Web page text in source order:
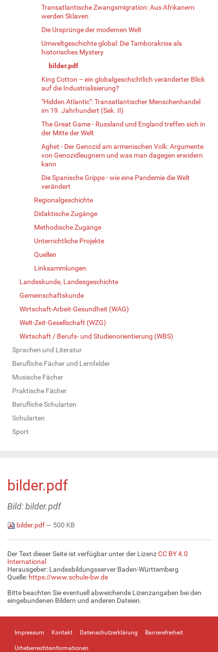
Transatlantische Zwangsmigration: Aus Afrikanern
werden Sklaven
Die Ursprünge der modernen Welt
Umweltgeschichte global: Die Tamborakrise als
historisches Mystery
bilder.pdf
King Cotton – ein globalgeschichtlich veränderter Blick
auf die Industrialisierung?
"Hidden Atlantic": Transatlantischer Menschenhandel
im 19. Jahrhundert (Sek. II)
The Great Game - Russland und England treffen sich in
der Mitte der Welt
Aghet - Der Genozid am armenischen Volk: Argumente
von Genozidleugnern und was man dagegen erwidern
kann
Die Spanische Grippe - wie eine Pandemie die Welt
verändert
Regionalgeschichte
Didaktische Zugänge
Methodische Zugänge
Unterrichtliche Projekte
Quellen
Linksammlungen
Landeskunde, Landesgeschichte
Gemeinschaftskunde
Wirtschaft-Arbeit-Gesundheit (WAG)
Welt-Zeit-Gesellschaft (WZG)
Wirtschaft / Berufs- und Studienorientierung (WBS)
Sprachen und Literatur
Berufliche Fächer und Lernfelder
Musische Fächer
Praktische Fächer
Berufliche Schularten
Schularten
Sport
bilder.pdf
Bild: bilder.pdf
bilder.pdf— 500 KB
Der Text dieser Seite ist verfügbar unter der LizenzCC BY 4.0
International
Herausgeber: Landesbildungsserver Baden-Württemberg
Quelle: https://www.schule-bw.de
Bitte beachten Sie eventuell abweichende Lizenzangaben bei den
eingebundenen Bildern und anderen Dateien.
Impressum Kontakt Datenschutzerklärung Barrierefreiheit
Urheberrechtsinformationen